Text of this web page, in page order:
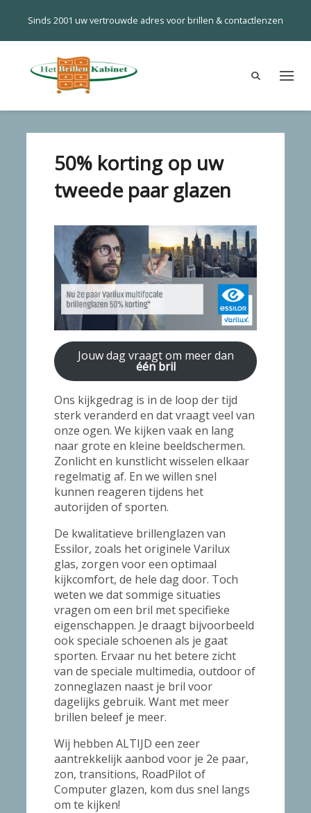
Sinds 2001 uw vertrouwde adres voor brillen & contactlenzen
50% korting op uw
tweede paar glazen
Jouw dag vraagt om meer dan
één bril
Ons kijkgedrag is in de loop der tijd
sterk veranderd en dat vraagt veel van
onze ogen. We kijken vaak en lang
naar grote en kleine beeldschermen.
Zonlicht en kunstlicht wisselen elkaar
regelmatig af. En we willen snel
kunnen reageren tijdens het
autorijden of sporten.
De kwalitatieve brillenglazen van
Essilor, zoals het originele Varilux
glas, zorgen voor een optimaal
kijkcomfort, de hele dag door. Toch
weten we dat sommige situaties
vragen om een bril met specifieke
eigenschappen. Je draagt bijvoorbeeld
ook speciale schoenen als je gaat
sporten. Ervaar nu het betere zicht
van de speciale multimedia, outdoor of
zonneglazen naast je bril voor
dagelijks gebruik. Want met meer
brillen beleef je meer.
Wij hebben ALTIJD een zeer
aantrekkelijk aanbod voor je 2e paar,
zon, transitions, RoadPilot of
Computer glazen, kom dus snel langs
om te kijken!